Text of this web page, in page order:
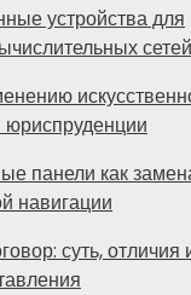
устройства для
сетей
юриспруденции
панели как
навигации
суть, отличия